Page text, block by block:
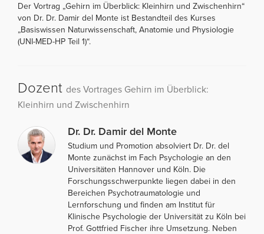
Der Vortrag „Gehirn im Überblick: Kleinhirn und Zwischenhirn“
von Dr. Dr. Damir del Monte ist Bestandteil des Kurses
„Basiswissen Naturwissenschaft, Anatomie und Physiologie
(UNI-MED-HP Teil 1)“.
Dozent des Vortrages Gehirn im Überblick:
Kleinhirn und Zwischenhirn
Dr. Dr. Damir del Monte
Studium und Promotion absolviert Dr. Dr. del
Monte zunächst im Fach Psychologie an den
Universitäten Hannover und Köln. Die
Forschungsschwerpunkte liegen dabei in den
Bereichen Psychotraumatologie und
Lernforschung und finden am Institut für
Klinische Psychologie der Universität zu Köln bei
Prof. Gottfried Fischer ihre Umsetzung. Neben